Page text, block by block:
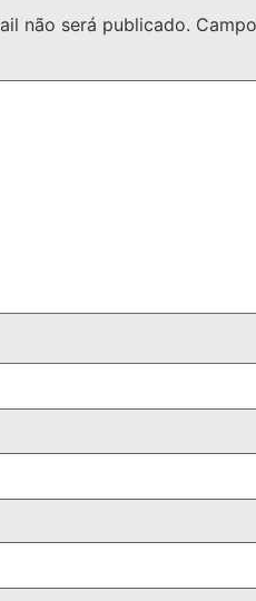
não será publicado.